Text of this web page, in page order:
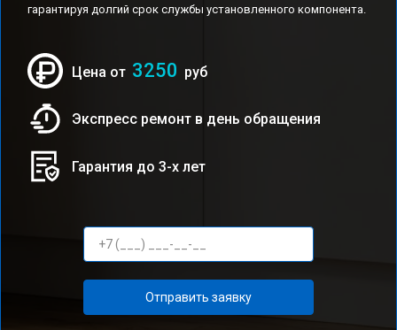
гарантируя долгий срок службы установленного компонента.
Цена от 3250 руб
Экспресс ремонт в день обращения
Гарантия до 3-х лет
Отправить заявку